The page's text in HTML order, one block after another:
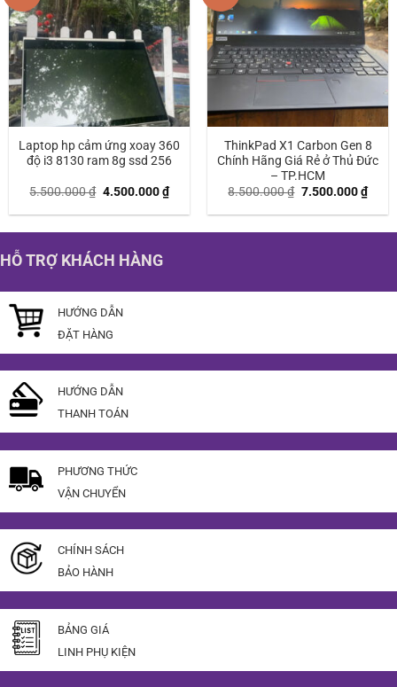
Laptop hp cảm ứng xoay 360
độ i3 8130 ram 8g ssd 256
5.500.000₫ Giá
là:
4.500.000₫Giá
hiện
tại
4.500.000 ₫.
ThinkPad X1 Carbon Gen 8
Chính Hãng Giá Rẻ ở Thủ Đức
– TP.HCM
8.500.000₫ Giá
là:
7.500.000₫Giá
hiện
tại
HỖ TRỢ KHÁCH HÀNG
HƯỚNG DẪN
ĐẶT HÀNG
HƯỚNG DẪN
THANH TOÁN
PHƯƠNG THỨC
VẬN CHUYỂN
CHÍNH SÁCH
BẢO HÀNH
BẢNG GIÁ
LINH PHỤ KIỆN